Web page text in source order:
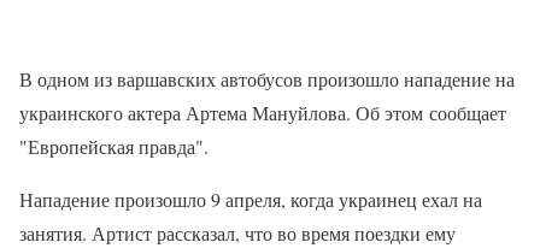
В одном из варшавских автобусов произошло нападение на
украинского актера Артема Мануйлова. Об этом сообщает
"Европейская правда".
Нападение произошло 9 апреля, когда украинец ехал на
занятия. Артист рассказал, что во время поездки ему